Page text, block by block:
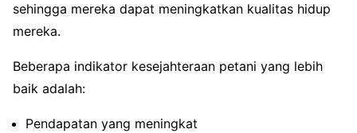
sehingga mereka dapat meningkatkan kualitas hidup
mereka.
Beberapa indikator kesejahteraan petani yang lebih
baik adalah:
Pendapatan yang meningkat